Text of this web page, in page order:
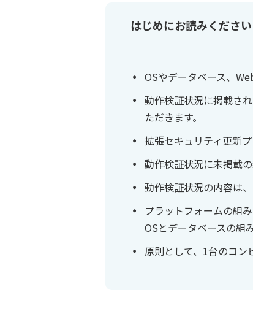
はじめにお読みください
OSやデータベース、
動作検証状況に掲載さ
ただきます。
拡張セキュリティ更新
動作検証状況に未掲載
動作検証状況の内容は
プラットフォームの組
OSとデータベースの組
原則として、1台のコン